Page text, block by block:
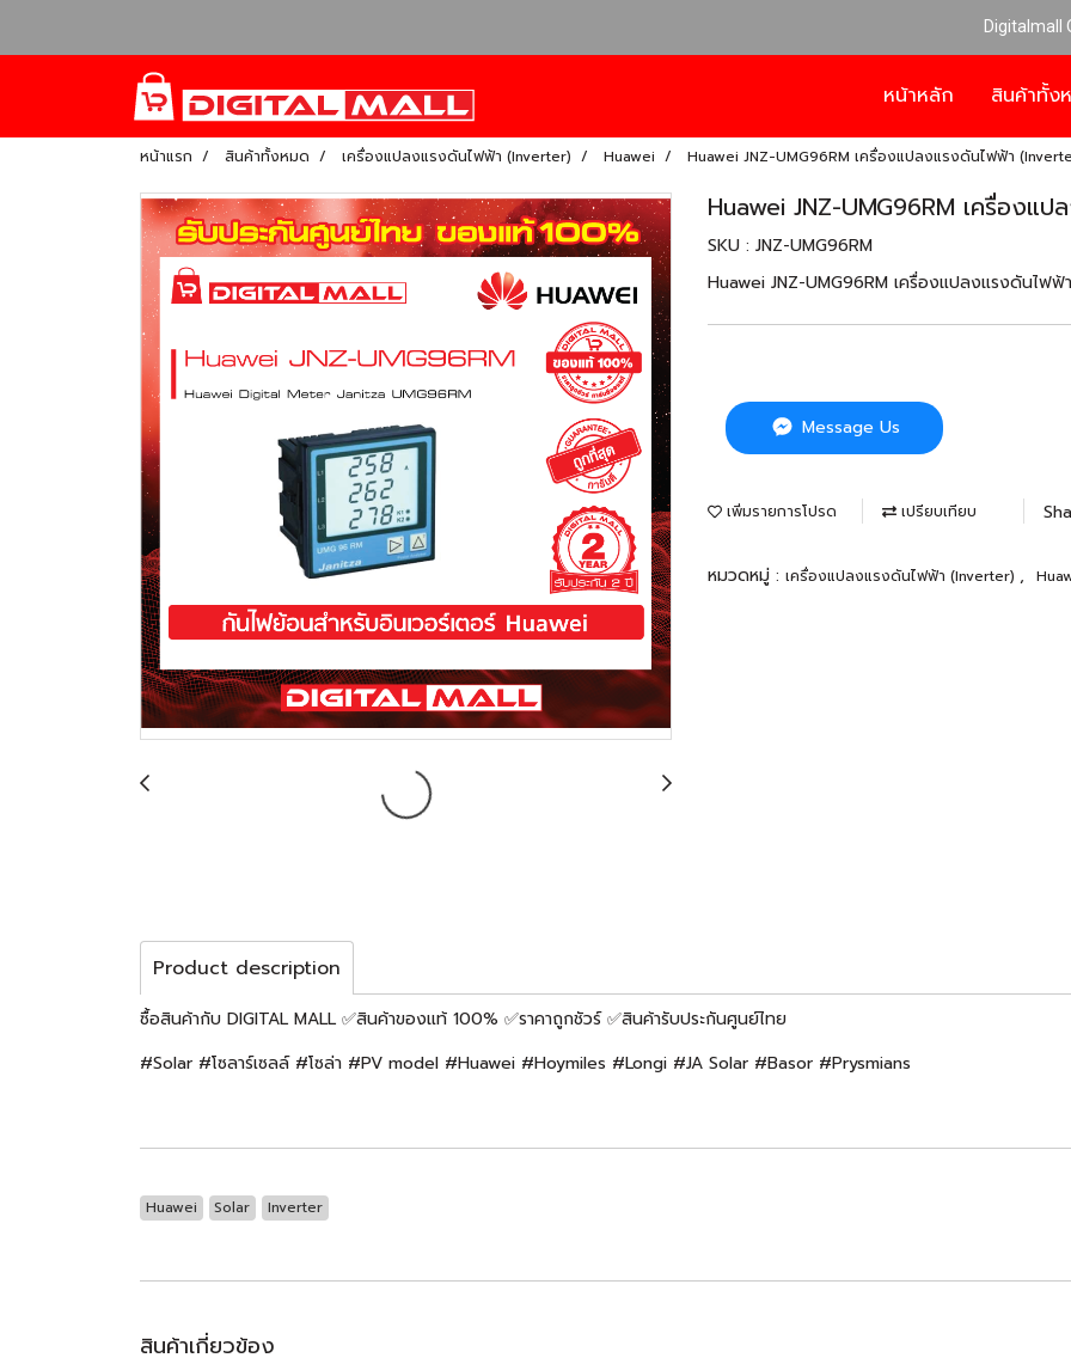
Digitalmall
หน้าหลัก สินค้าทั้
หน้าแรก สินค้าทั้งหมด เครื่องแปลงแรงดันไฟฟ้า (Inverter) Huawei Huawei JNZ-UMG96RM เครื่องแปลงแรงดันไฟฟ้า
Huawei JNZ-UMG96RM เครื่องแ
SKU : JNZ-UMG96RM
Huawei JNZ-UMG96RM เครื่องแปลงแรงดันไ
Message Us
เพิ่มรายการโปรด เปรียบเทียบ
หมวดหมู่ : เครื่องแปลงแรงดันไฟฟ้า (Inverter) ,
Product description
ซื้อสินค้ากับ DIGITAL MALL ✅สินค้าของแท้ 100% ✅ราคาถูกชัวร์ ✅สินค้ารับประกันศูนย์ไทย
#Solar #โซลาร์เซลล์ #โซล่า #PV model #Huawei #Hoymiles #Longi #JA Solar #Basor #Prysmians
Huawei Solar Inverter
สินค้าเกี่ยวข้อง